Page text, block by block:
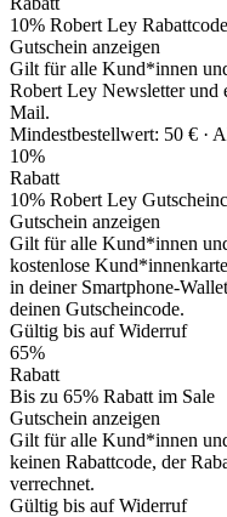
10% Robert Ley
Gutschein anzeigen
Gilt für alle Kund*innen
Robert Ley Newsletter und
Mail.
Mindestbestellwert: 50 € ·
10%
Rabatt
10% Robert Ley
Gutschein anzeigen
Gilt für alle Kund*innen
kostenlose
in deiner Smartphone-
deinen Gutscheincode.
Gültig bis auf Widerruf
65%
Rabatt
Bis zu 65% Rabatt im Sale
Gutschein anzeigen
Gilt für alle Kund*innen
keinen Rabattcode, der
verrechnet.
Gültig bis auf Widerruf